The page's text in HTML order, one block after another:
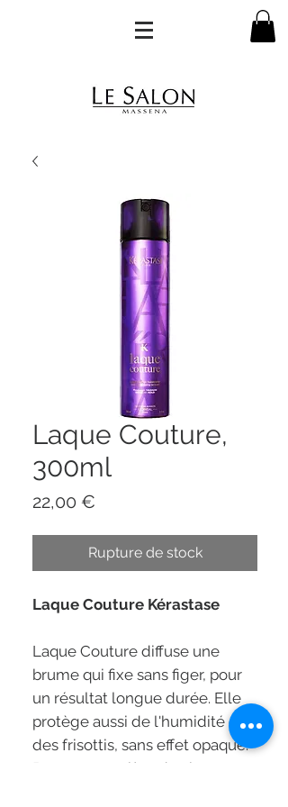
Laque Couture,
300ml
22,00 €
Rupture de stock
Laque Couture Kérastase
Laque Couture diffuse une
brume qui fixe sans figer, pour
un résultat longue durée. Elle
protège aussi de l'humidité et
des frisottis, sans effet opaque.
Pour une matière de cheveux